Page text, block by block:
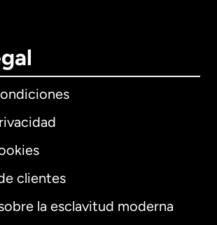
clientes
la esclavitud moderna
English